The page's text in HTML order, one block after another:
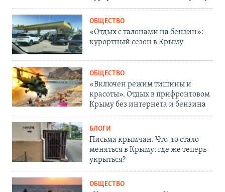
ОБЩЕСТВО
«Отдых с талонами на бензин»:
курортный сезон в Крыму
ОБЩЕСТВО
«Включен режим тишины и
красоты». Отдых в прифронтовом
Крыму без интернета и бензина
БЛОГИ
Письма крымчан. Что-то стало
меняться в Крыму: где же теперь
укрыться?
ОБЩЕСТВО